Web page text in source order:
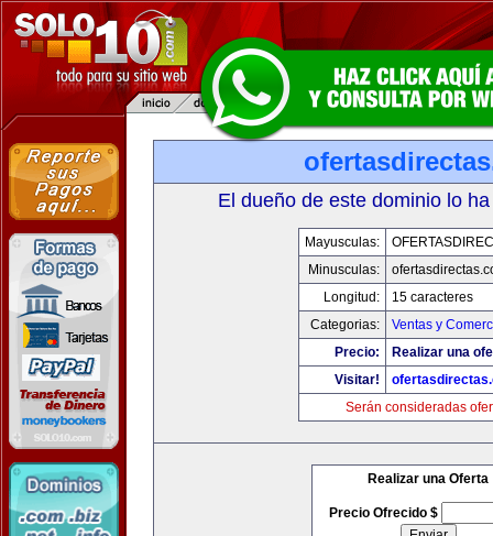
El dueño de este dominio lo
Mayusculas:
Minusculas:
Longitud:
15 caracteres
Categorias:
Ventas y
Precio:
Realizar una
Visitar!
Serán consideradas
Realizar una Oferta
Precio Ofrecido $